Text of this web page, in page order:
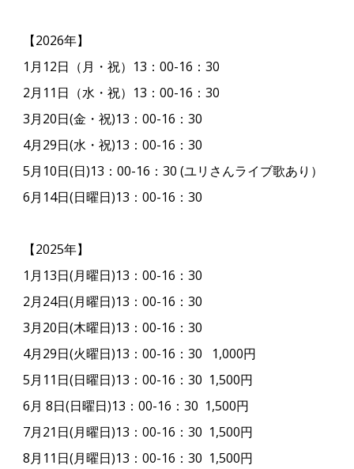
【2026年】
1月12日（月・祝）13：00-16：30
2月11日（水・祝）13：00-16：30
3月20日(金・祝)13：00-16：30
4月29日(水・祝)13：00-16：30
5月10日(日)13：00-16：30 (ユリさんライブ歌あり）
6月14日(日曜日)13：00-16：30
【2025年】
1月13日(月曜日)13：00-16：30
2月24日(月曜日)13：00-16：30
3月20日(木曜日)13：00-16：30
4月29日(火曜日)13：00-16：30 1,000円
5月11日(日曜日)13：00-16：30 1,500円
6月 8日(日曜日)13：00-16：30 1,500円
7月21日(月曜日)13：00-16：30 1,500円
8月11日(月曜日)13：00-16：30 1,500円